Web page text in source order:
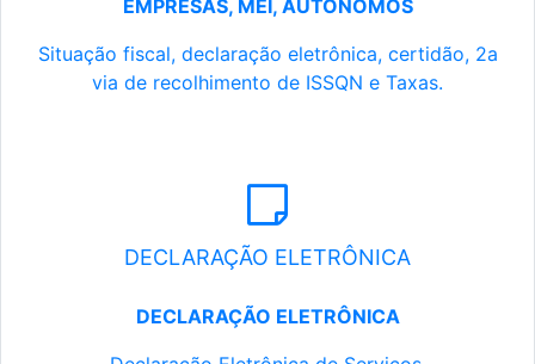
EMPRESAS, MEI, AUTÔNOMOS
Situação fiscal, declaração eletrônica, certidão, 2a
via de recolhimento de ISSQN e Taxas.
DECLARAÇÃO ELETRÔNICA
DECLARAÇÃO ELETRÔNICA